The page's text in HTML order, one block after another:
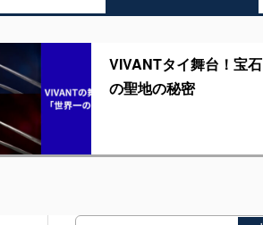
VIVANTタイ舞台！宝石
の聖地の秘密